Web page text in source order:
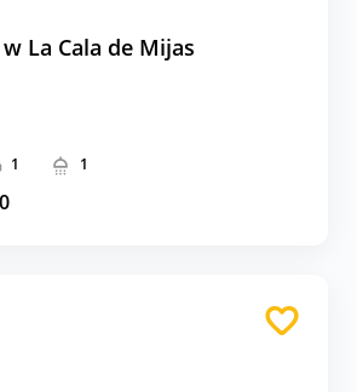
La Cala de Mijas
1 1